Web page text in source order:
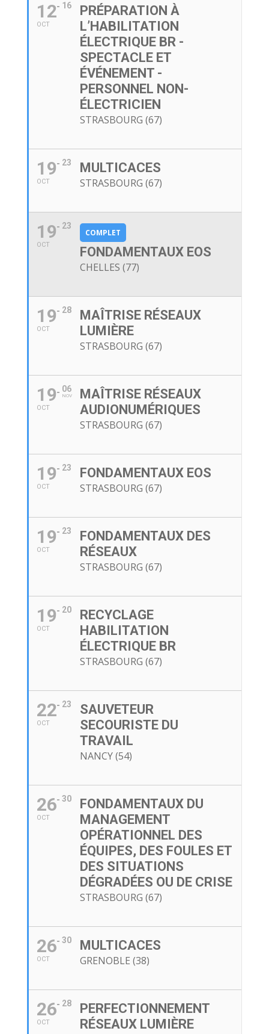
12
OCT
16
PRÉPARATION À
L’HABILITATION
ÉLECTRIQUE BR -
SPECTACLE ET
ÉVÉNEMENT -
PERSONNEL NON-
ÉLECTRICIEN
STRASBOURG (67)
19
OCT
23 MULTICACES
STRASBOURG (67)
19
OCT
23
COMPLET
FONDAMENTAUX EOS
CHELLES (77)
19
OCT
28
MAÎTRISE RÉSEAUX
LUMIÈRE
STRASBOURG (67)
19
OCT
06
NOV
MAÎTRISE RÉSEAUX
AUDIONUMÉRIQUES
STRASBOURG (67)
19
OCT
23 FONDAMENTAUX EOS
STRASBOURG (67)
19
OCT
23
FONDAMENTAUX DES
RÉSEAUX
STRASBOURG (67)
19
OCT
20
RECYCLAGE
HABILITATION
ÉLECTRIQUE BR
STRASBOURG (67)
22
OCT
23
SAUVETEUR
SECOURISTE DU
TRAVAIL
NANCY (54)
26
OCT
30
FONDAMENTAUX DU
MANAGEMENT
OPÉRATIONNEL DES
ÉQUIPES, DES FOULES ET
DES SITUATIONS
DÉGRADÉES OU DE CRISE
STRASBOURG (67)
26
OCT
30 MULTICACES
GRENOBLE (38)
26
OCT
28
PERFECTIONNEMENT
RÉSEAUX LUMIÈRE